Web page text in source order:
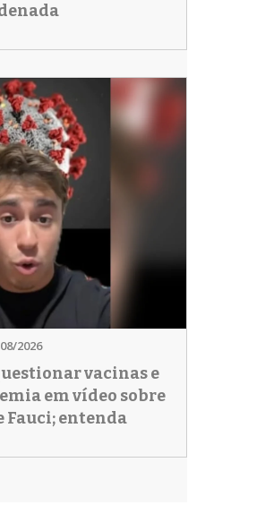
2026
vacinas e
em vídeo sobre
Fauci; entenda